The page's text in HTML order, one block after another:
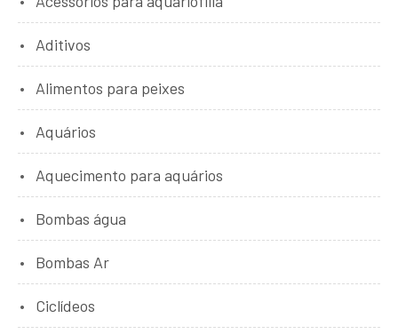
Aditivos
Alimentos para peixes
Aquários
Aquecimento para aquários
Bombas água
Bombas Ar
Ciclídeos